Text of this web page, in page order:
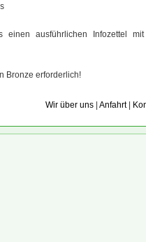
einen ausführlichen Infozettel mit
Bronze erforderlich!
Wir über uns| Anfahrt|